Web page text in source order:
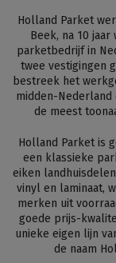
Holland Parket
Beek, na 10
parketbedrijf in
twee vestigingen
bestreek het
midden-
de meest
Holland Parket is
een klassieke
eiken
vinyl en laminaat,
merken uit
goede prijs-
unieke eigen lijn
de naam